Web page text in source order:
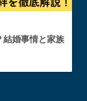
結婚事情と家族